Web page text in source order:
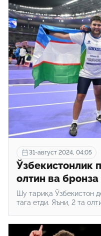
31-август 2024, 04:05
Ўзбекистонлик
олтин ва
Шу тариқа Ўзбекистон
тага етди. Яъни, 2 та